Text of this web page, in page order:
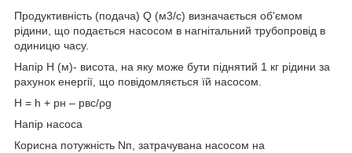
Продуктивність (подача) Q (м3/с) визначається об'ємом
рідини, що подається насосом в нагнітальний трубопровід в
одиницю часу.
Напір Н (м)- висота, на яку може бути піднятий 1 кг рідини за
рахунок енергії, що повідомляється їй насосом.
Н = h + рн – рвс/ρg
Напір насоса
Корисна потужність Nп, затрачувана насосом на